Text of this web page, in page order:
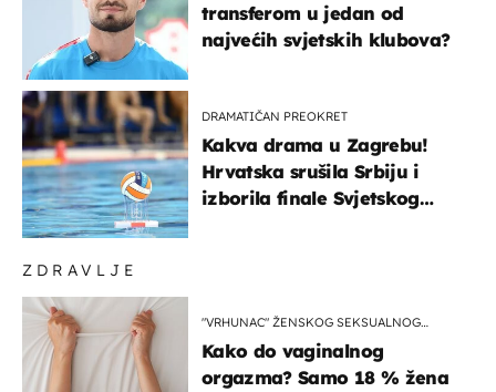
ZDRAVLJE
"VRHUNAC" ŽENSKOG SEKSUALNOG
Kako do vaginalnog
orgazma? Samo 18 % žena
transferom u jedan od
najvećih svjetskih klubova?
DRAMATIČAN PREOKRET
Kakva drama u Zagrebu!
Hrvatska srušila Srbiju i
izborila finale Svjetskog